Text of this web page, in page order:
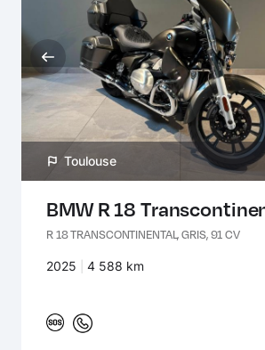
Toulouse
BMW R 18
R 18 TRANSCONTINENTAL, GRIS, 91 CV
Années :
2025 Kilomètres :
4 588 km